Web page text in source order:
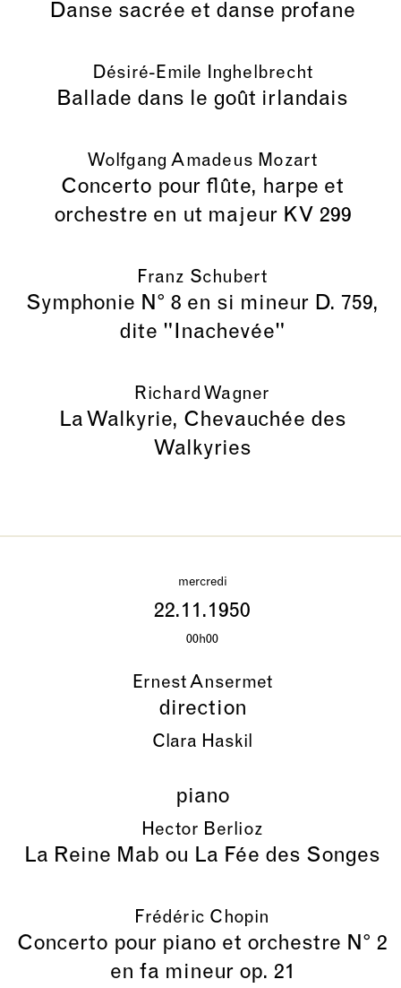
Danse sacrée et danse profane
Désiré-Emile Inghelbrecht
Ballade dans le goût irlandais
Wolfgang Amadeus Mozart
Concerto pour flûte, harpe et
orchestre en ut majeur KV 299
Franz Schubert
Symphonie N° 8 en si mineur D. 759,
dite "Inachevée"
Richard Wagner
La Walkyrie, Chevauchée des
Walkyries
mercredi
22.11.1950
00h00
Ernest Ansermet
direction
Clara Haskil
piano
Hector Berlioz
La Reine Mab ou La Fée des Songes
Frédéric Chopin
Concerto pour piano et orchestre N° 2
en fa mineur op. 21